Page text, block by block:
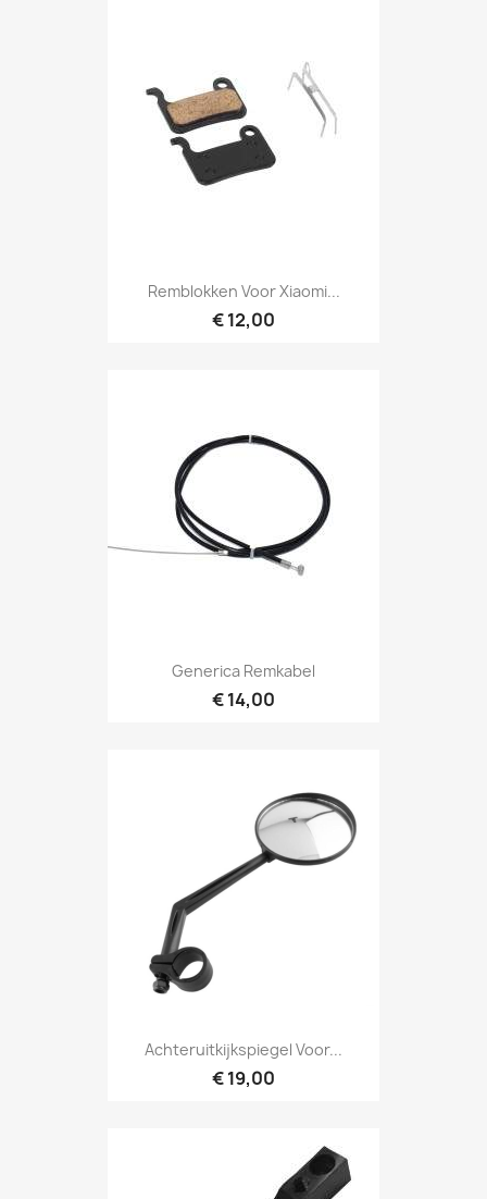
Remblokken Voor Xiaomi...
€ 12,00
Generica Remkabel
€ 14,00
Achteruitkijkspiegel Voor...
€ 19,00